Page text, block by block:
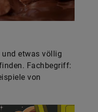
etwas völlig
Fachbegriff:
von